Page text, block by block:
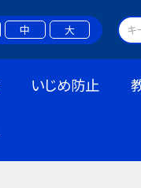
中 大
いじめ防止